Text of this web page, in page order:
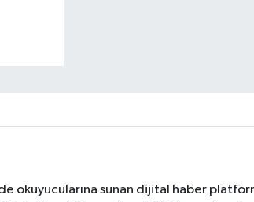
okuyucularına sunan dijital haber